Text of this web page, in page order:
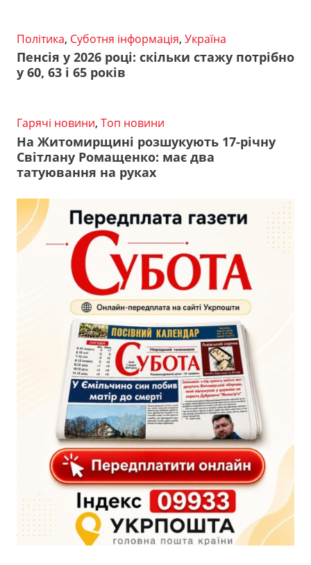
Політика, Суботня інформація, Україна
Пенсія у 2026 році: скільки стажу потрібно
у 60, 63 і 65 років
Гарячі новини, Топ новини
На Житомирщині розшукують 17-річну
Світлану Ромащенко: має два
татуювання на руках